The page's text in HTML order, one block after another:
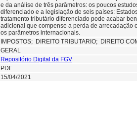
e da análise de três parâmetros: os poucos
diferenciado e a legislação de seis países:
tratamento tributário diferenciado pode acabar
adicional que compense a perda de arrecadação
os parâmetros internacionais.
IMPOSTOS; DIREITO TRIBUTARIO; DIREITO
GERAL
Repositório Digital da FGV
PDF
15/04/2021